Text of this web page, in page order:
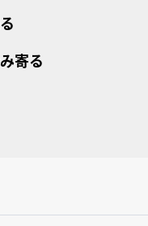
寄る